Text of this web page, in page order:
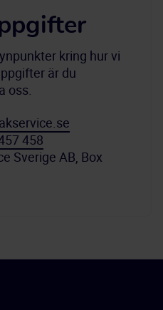
kring hur vi
är du
oss.
458
Sverige AB, Box